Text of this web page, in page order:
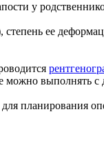
у
ее
выполнять с
планирования